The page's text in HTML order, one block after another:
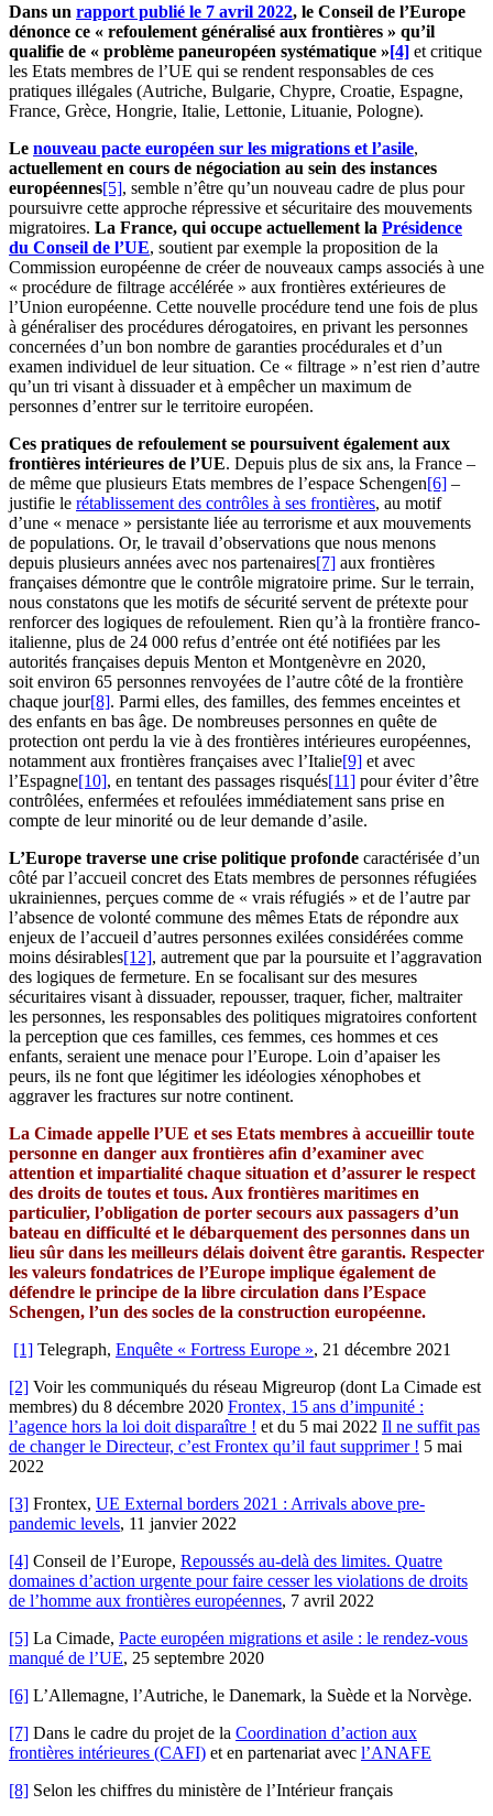
Dans un rapport publié le 7 avril 2022, le Conseil de l’Europe
dénonce ce « refoulement généralisé aux frontières » qu’il
qualifie de « problème paneuropéen systématique »[4] et critique
les Etats membres de l’UE qui se rendent responsables de ces
pratiques illégales (Autriche, Bulgarie, Chypre, Croatie, Espagne,
France, Grèce, Hongrie, Italie, Lettonie, Lituanie, Pologne).
Le nouveau pacte européen sur les migrations et l’asile,
actuellement en cours de négociation au sein des instances
européennes[5], semble n’être qu’un nouveau cadre de plus pour
poursuivre cette approche répressive et sécuritaire des mouvements
migratoires. La France, qui occupe actuellement la Présidence
du Conseil de l’UE, soutient par exemple la proposition de la
Commission européenne de créer de nouveaux camps associés à une
« procédure de filtrage accélérée » aux frontières extérieures de
l’Union européenne. Cette nouvelle procédure tend une fois de plus
à généraliser des procédures dérogatoires, en privant les personnes
concernées d’un bon nombre de garanties procédurales et d’un
examen individuel de leur situation. Ce « filtrage » n’est rien d’autre
qu’un tri visant à dissuader et à empêcher un maximum de
personnes d’entrer sur le territoire européen.
Ces pratiques de refoulement se poursuivent également aux
frontières intérieures de l’UE. Depuis plus de six ans, la France –
de même que plusieurs Etats membres de l’espace Schengen[6] –
justifie le rétablissement des contrôles à ses frontières, au motif
d’une « menace » persistante liée au terrorisme et aux mouvements
de populations. Or, le travail d’observations que nous menons
depuis plusieurs années avec nos partenaires[7] aux frontières
françaises démontre que le contrôle migratoire prime. Sur le terrain,
nous constatons que les motifs de sécurité servent de prétexte pour
renforcer des logiques de refoulement. Rien qu’à la frontière franco-
italienne, plus de 24 000 refus d’entrée ont été notifiées par les
autorités françaises depuis Menton et Montgenèvre en 2020,
soit environ 65 personnes renvoyées de l’autre côté de la frontière
chaque jour[8]. Parmi elles, des familles, des femmes enceintes et
des enfants en bas âge. De nombreuses personnes en quête de
protection ont perdu la vie à des frontières intérieures européennes,
notamment aux frontières françaises avec l’Italie[9] et avec
l’Espagne[10], en tentant des passages risqués[11] pour éviter d’être
contrôlées, enfermées et refoulées immédiatement sans prise en
compte de leur minorité ou de leur demande d’asile.
L’Europe traverse une crise politique profonde caractérisée d’un
côté par l’accueil concret des Etats membres de personnes réfugiées
ukrainiennes, perçues comme de « vrais réfugiés » et de l’autre par
l’absence de volonté commune des mêmes Etats de répondre aux
enjeux de l’accueil d’autres personnes exilées considérées comme
moins désirables[12], autrement que par la poursuite et l’aggravation
des logiques de fermeture. En se focalisant sur des mesures
sécuritaires visant à dissuader, repousser, traquer, ficher, maltraiter
les personnes, les responsables des politiques migratoires confortent
la perception que ces familles, ces femmes, ces hommes et ces
enfants, seraient une menace pour l’Europe. Loin d’apaiser les
peurs, ils ne font que légitimer les idéologies xénophobes et
aggraver les fractures sur notre continent.
La Cimade appelle l’UE et ses Etats membres à accueillir toute
personne en danger aux frontières afin d’examiner avec
attention et impartialité chaque situation et d’assurer le respect
des droits de toutes et tous. Aux frontières maritimes en
particulier, l’obligation de porter secours aux passagers d’un
bateau en difficulté et le débarquement des personnes dans un
lieu sûr dans les meilleurs délais doivent être garantis. Respecter
les valeurs fondatrices de l’Europe implique également de
défendre le principe de la libre circulation dans l’Espace
Schengen, l’un des socles de la construction européenne.
[1] Telegraph, Enquête « Fortress Europe », 21 décembre 2021
[2] Voir les communiqués du réseau Migreurop (dont La Cimade est
membres) du 8 décembre 2020 Frontex, 15 ans d’impunité :
l’agence hors la loi doit disparaître ! et du 5 mai 2022 Il ne suffit pas
de changer le Directeur, c’est Frontex qu’il faut supprimer ! 5 mai
2022
[3] Frontex, UE External borders 2021 : Arrivals above pre-
pandemic levels, 11 janvier 2022
[4] Conseil de l’Europe, Repoussés au-delà des limites. Quatre
domaines d’action urgente pour faire cesser les violations de droits
de l’homme aux frontières européennes, 7 avril 2022
[5] La Cimade, Pacte européen migrations et asile : le rendez-vous
manqué de l’UE, 25 septembre 2020
[6] L’Allemagne, l’Autriche, le Danemark, la Suède et la Norvège.
[7] Dans le cadre du projet de la Coordination d’action aux
frontières intérieures (CAFI) et en partenariat avec l’ANAFE
[8] Selon les chiffres du ministère de l’Intérieur français